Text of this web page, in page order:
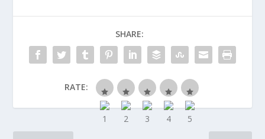
SHARE:
RATE: